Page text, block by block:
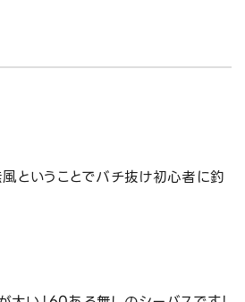
ということでバチ抜け初心者に釣